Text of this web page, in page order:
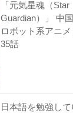
「元気星魂（Star
Guardian）」 中
ロボット系アニメ
35話
日本語を勉強し